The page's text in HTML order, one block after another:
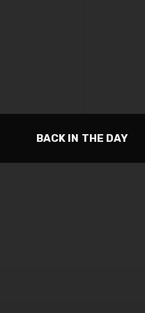
BACK IN THE DAY